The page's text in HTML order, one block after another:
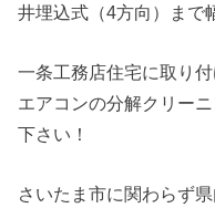
井埋込式（4方向）まで
一条工務店住宅に取り
エアコンの分解クリー
下さい！
さいたま市に関わらず